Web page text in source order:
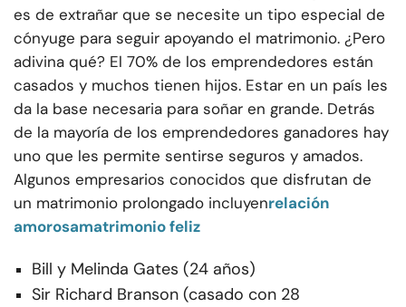
es de extrañar que se necesite un tipo especial de
cónyuge para seguir apoyando el matrimonio. ¿Pero
adivina qué? El 70% de los emprendedores están
casados y muchos tienen hijos. Estar en un país les
da la base necesaria para soñar en grande. Detrás
de la mayoría de los emprendedores ganadores hay
uno que les permite sentirse seguros y amados.
Algunos empresarios conocidos que disfrutan de
un matrimonio prolongado incluyenrelación
amorosamatrimonio feliz
Bill y Melinda Gates (24 años)
Sir Richard Branson (casado con 28